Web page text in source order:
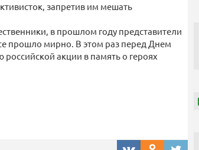
запретив им мешать
в прошлом году представители
прошло мирно. В этом раз перед Днем
акции в память о героях